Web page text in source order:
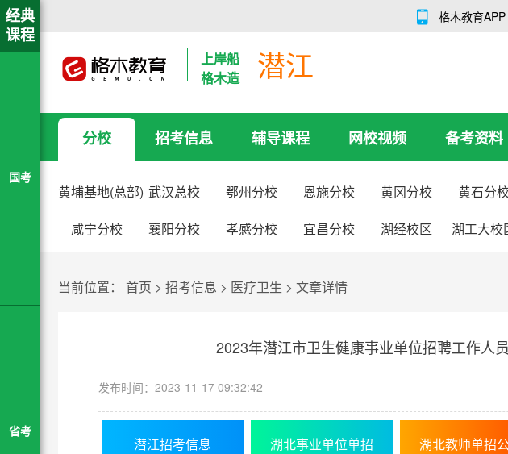
格木教育APP
上岸船
格木造
潜江
分校 招考信息 辅导课程 网校视频 备考资料
黄埔基地(总部) 武汉总校 鄂州分校 恩施分校 黄冈分校 黄石分
咸宁分校
襄阳分校 孝感分校 宜昌分校 湖经校区 湖工大校
经典
课程
国考
省考
当前位置： 首页 > 招考信息 > 医疗卫生 > 文章详情
2023年潜江市卫生健康事业单位招聘工作人
发布时间：2023-11-17 09:32:42
潜江招考信息 湖北事业单位单招 湖北教师单招